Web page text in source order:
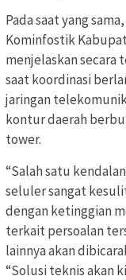
Pada saat yang
Kominfostik
menjelaskan secara
saat koordinasi
jaringan
kontur daerah
tower.
“Salah satu
seluler sangat
dengan ketinggian
terkait persoalan
lainnya akan
“Solusi teknis akan